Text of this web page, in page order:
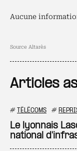
Aucune
Source Altarès
Articles
# TÉLÉCOMS #
Le lyonnais
national